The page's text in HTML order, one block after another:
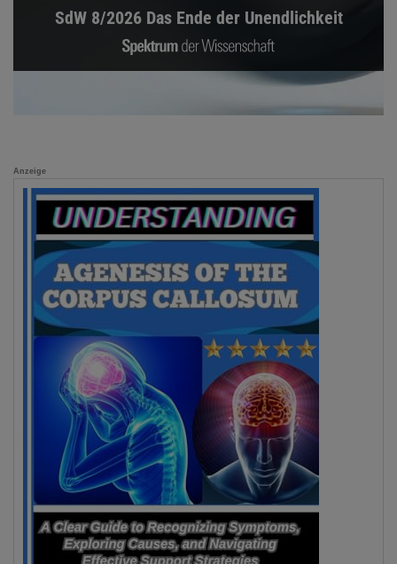
SdW 8/2026 Das Ende der Unendlichkeit
Anzeige